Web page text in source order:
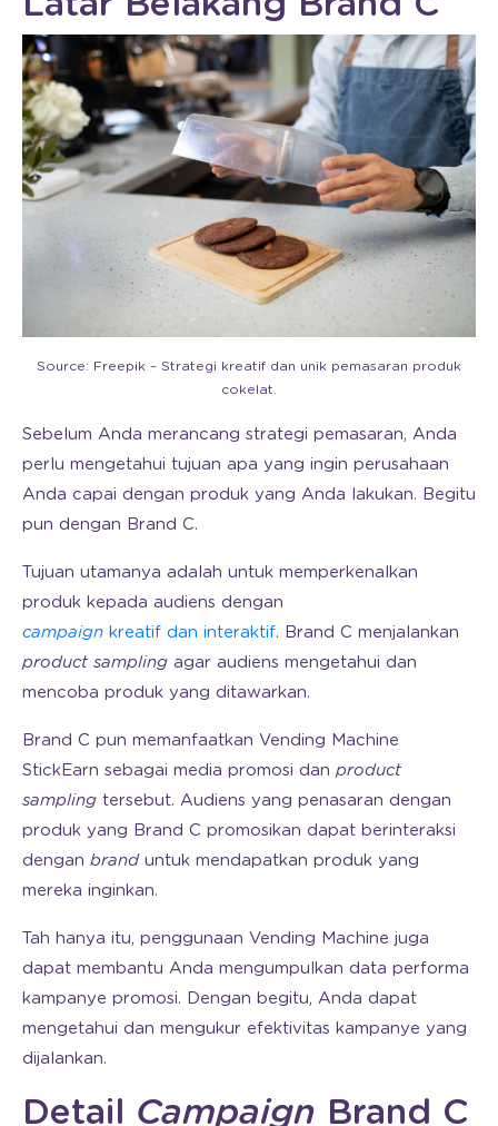
Source: Freepik – Strategi kreatif dan unik pemasaran produk
cokelat.
Sebelum Anda merancang strategi pemasaran, Anda
perlu mengetahui tujuan apa yang ingin perusahaan
Anda capai dengan produk yang Anda lakukan. Begitu
pun dengan Brand C.
Tujuan utamanya adalah untuk memperkenalkan
produk kepada audiens dengan
campaign kreatif dan interaktif. Brand C menjalankan
product sampling agar audiens mengetahui dan
mencoba produk yang ditawarkan.
Brand C pun memanfaatkan Vending Machine
StickEarn sebagai media promosi dan product
sampling tersebut. Audiens yang penasaran dengan
produk yang Brand C promosikan dapat berinteraksi
dengan brand untuk mendapatkan produk yang
mereka inginkan.
Tah hanya itu, penggunaan Vending Machine juga
dapat membantu Anda mengumpulkan data performa
kampanye promosi. Dengan begitu, Anda dapat
mengetahui dan mengukur efektivitas kampanye yang
dijalankan.
Detail Campaign Brand C